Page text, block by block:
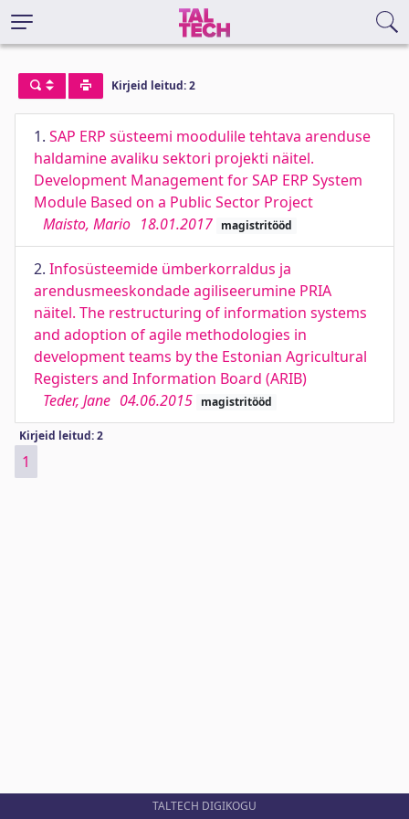
Kirjeid leitud: 2
1. SAP ERP süsteemi moodulile tehtava arenduse
haldamine avaliku sektori projekti näitel.
Development Management for SAP ERP System
Module Based on a Public Sector Project
Maisto, Mario 18.01.2017 magistritööd
2. Infosüsteemide ümberkorraldus ja
arendusmeeskondade agiliseerumine PRIA
näitel. The restructuring of information systems
and adoption of agile methodologies in
development teams by the Estonian Agricultural
Registers and Information Board (ARIB)
Teder, Jane 04.06.2015 magistritööd
Kirjeid leitud: 2
1
TALTECH DIGIKOGU